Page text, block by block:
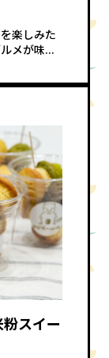
楽しみた
メが味...
スイー